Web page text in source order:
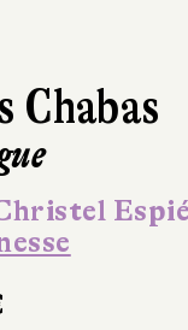
Chabas